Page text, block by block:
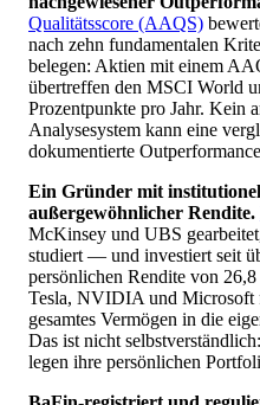
Qualitätsscore (AAQS)
nach zehn fundamentalen
belegen: Aktien mit einem
übertreffen den MSCI World
Prozentpunkte pro Jahr. Kein
Analysesystem kann eine
dokumentierte
Ein Gründer mit
außergewöhnlicher Rendite.
McKinsey und UBS
studiert — und investiert seit
persönlichen Rendite von
Tesla, NVIDIA und Microsoft
gesamtes Vermögen in die
Das ist nicht
legen ihre persönlichen